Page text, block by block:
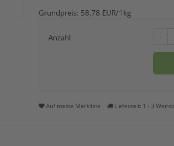
Grundpreis: 58,78 EUR/1kg
Anzahl -
Auf meine Merkliste Lieferzeit: 1 - 3